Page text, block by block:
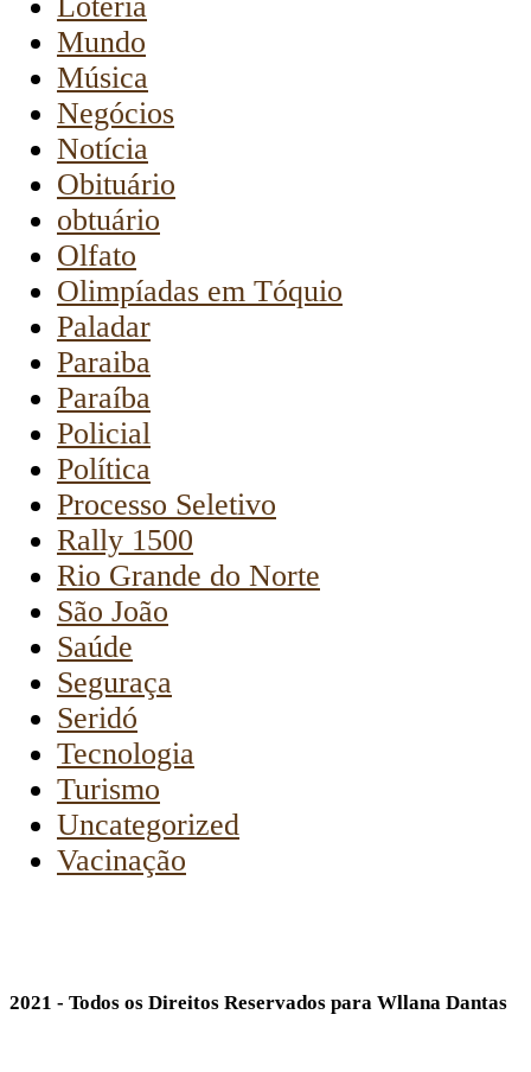
Mundo
Música
Negócios
Notícia
Obituário
obtuário
Olfato
Olimpíadas em Tóquio
Paladar
Paraiba
Paraíba
Policial
Política
Processo Seletivo
Rally 1500
Rio Grande do Norte
São João
Saúde
Seguraça
Seridó
Tecnologia
Turismo
Uncategorized
Vacinação
2021 - Todos os Direitos Reservados para Wllana Dantas